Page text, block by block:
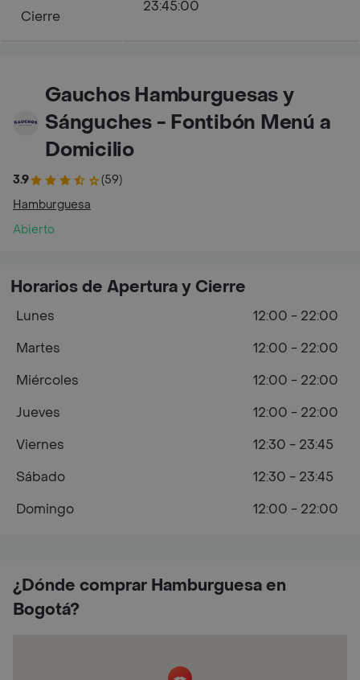
Cierre
23:45:00
Gauchos Hamburguesas y
Sánguches - Fontibón Menú a
Domicilio
3.9
(59)
Hamburguesa
Abierto
¿Dónde comprar Hamburguesa en
Bogotá?
Horarios de Apertura y Cierre
Lunes
12:00 - 22:00
Martes
12:00 - 22:00
Miércoles
12:00 - 22:00
Jueves
12:00 - 22:00
Viernes
12:30 - 23:45
Sábado
12:30 - 23:45
Domingo
12:00 - 22:00